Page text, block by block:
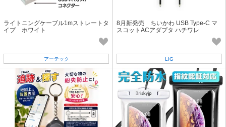
ライトニングケーブル1mストレートタ
イプ ホワイト
アーテック
8月新発売 ちいかわ USB Type-C マ
スコットACアダプタ ハチワレ
LIG